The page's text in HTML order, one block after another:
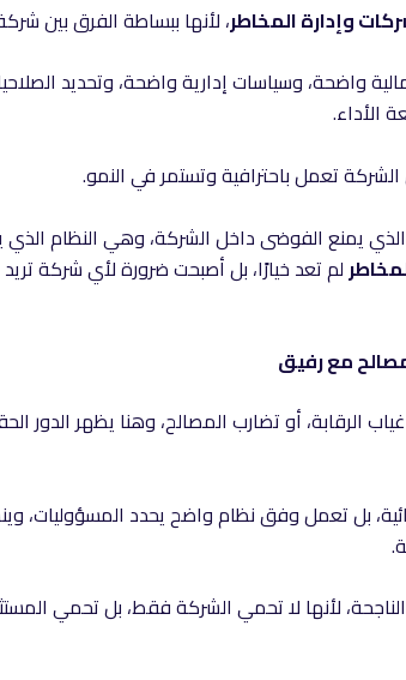
وإدارة المخاطر، لأنها ببساطة الفرق بين
واضحة، وسياسات إدارية واضحة، وتحديد
الأداء.
تعمل باحترافية وتستمر في النمو.
يمنع الفوضى داخل الشركة، وهي النظام
لم تعد خيارًا، بل أصبحت ضرورة لأي شركة
مع رفيق
الرقابة، أو تضارب المصالح، وهنا يظهر الدور
بل تعمل وفق نظام واضح يحدد المسؤوليات،
لأنها لا تحمي الشركة فقط، بل تحمي